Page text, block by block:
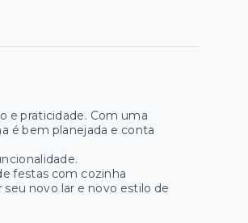
e praticidade. Com uma
é bem planejada e conta
festas com cozinha
novo lar e novo estilo de